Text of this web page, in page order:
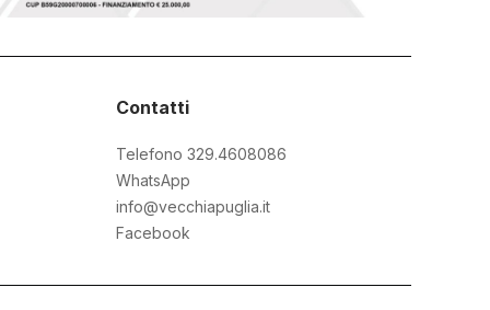
Contatti
Telefono 329.4608086
WhatsApp
info@vecchiapuglia.it
Facebook